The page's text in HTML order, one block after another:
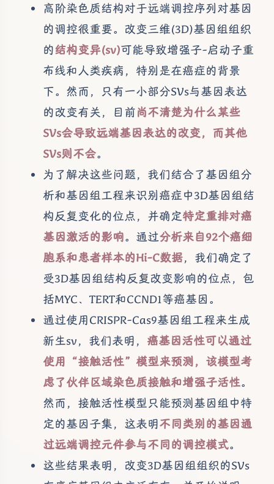
高阶染色质结构对于远端调控序列对基因
的调控很重要。改变三维(3D)基因组组织
的结构变异(sv)可能导致增强子-启动子重
布线和人类疾病，特别是在癌症的背景
下。然而，只有一小部分SVs与基因表达
的改变有关，目前尚不清楚为什么某些
SVs会导致远端基因表达的改变，而其他
SVs则不会。
为了解决这些问题，我们结合了基因组分
析和基因组工程来识别癌症中3D基因组结
构反复变化的位点，并确定特定重排对癌
基因激活的影响。通过分析来自92个癌细
胞系和患者样本的Hi-C数据，我们确定了
受3D基因组结构反复改变影响的位点，包
括MYC、TERT和CCND1等癌基因。
通过使用CRISPR-Cas9基因组工程来生成
新生sv，我们表明， 癌基因活性可以通过
使用“接触活性”模型来预测，该模型考
虑了伙伴区域染色质接触和增强子活性。
然而，接触活性模型只能预测基因组中特
定的基因子集，这表明不同类别的基因通
过远端调控元件参与不同的调控模式。
这些结果表明，改变3D基因组组织的SVs